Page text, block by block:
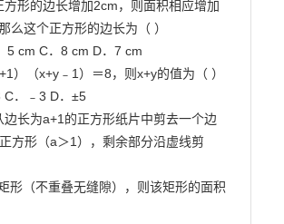
方形的边长增加2cm，则面积相应增加
么这个正方形的边长为（ ）
5 cm C．8 cm D．7 cm
）（x+y﹣1）＝8，则x+y的值为（ ）
C．﹣3 D．±5
边长为a+1的正方形纸片中剪去一个边
方形（a＞1），剩余部分沿虚线剪
形（不重叠无缝隙），则该矩形的面积